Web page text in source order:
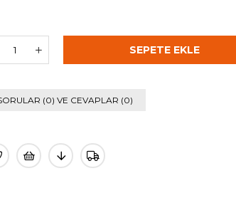
(0) VE CEVAPLAR (0)